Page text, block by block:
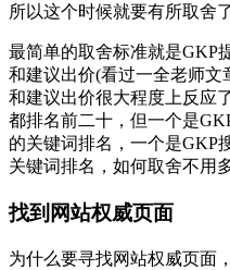
所以这个时候就要有所取舍了
最简单的取舍标准就是GKP
和建议出价(看过一全老师
和建议出价很大程度上反应
都排名前二十，但一个是
的关键词排名，一个是GKP
关键词排名，如何取舍不用
找到网站权威页面
为什么要寻找网站权威页面